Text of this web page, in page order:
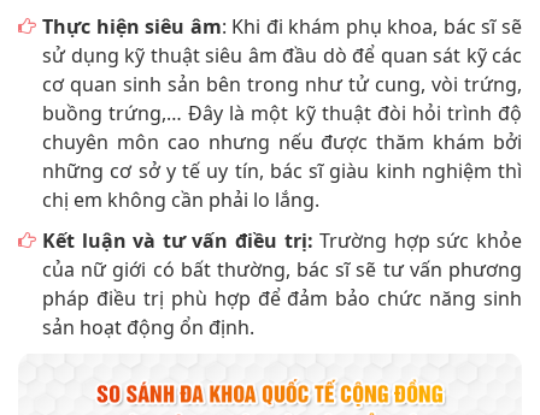
Thực hiện siêu âm: Khi đi khám phụ khoa, bác sĩ sẽ
sử dụng kỹ thuật siêu âm đầu dò để quan sát kỹ các
cơ quan sinh sản bên trong như tử cung, vòi trứng,
buồng trứng,… Đây là một kỹ thuật đòi hỏi trình độ
chuyên môn cao nhưng nếu được thăm khám bởi
những cơ sở y tế uy tín, bác sĩ giàu kinh nghiệm thì
chị em không cần phải lo lắng.
Kết luận và tư vấn điều trị: Trường hợp sức khỏe
của nữ giới có bất thường, bác sĩ sẽ tư vấn phương
pháp điều trị phù hợp để đảm bảo chức năng sinh
sản hoạt động ổn định.